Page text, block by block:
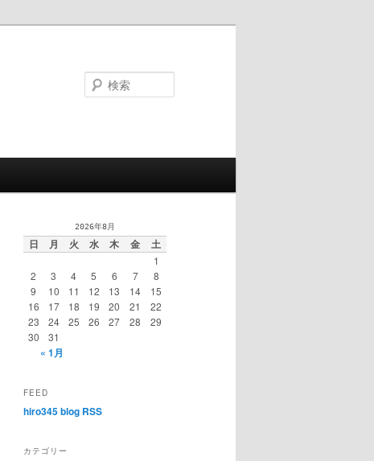
2026年8月
日 月 火 水 木 金 土
1
2
3 4 5 6 7
8
9
10 11 12 13 14
15
16
17 18 19 20 21
22
23
24 25 26 27 28
29
30
31
« 1月
FEED
hiro345 blog RSS
カテゴリー